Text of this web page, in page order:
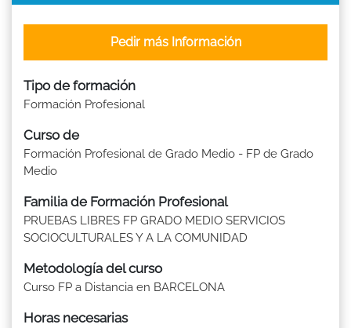
Tipo de formación
Formación Profesional
Curso de
Formación Profesional de Grado Medio - FP de Grado
Medio
Familia de Formación Profesional
PRUEBAS LIBRES FP GRADO MEDIO SERVICIOS
SOCIOCULTURALES Y A LA COMUNIDAD
Metodología del curso
Curso FP a Distancia en BARCELONA
Horas necesarias
Pedir más Información